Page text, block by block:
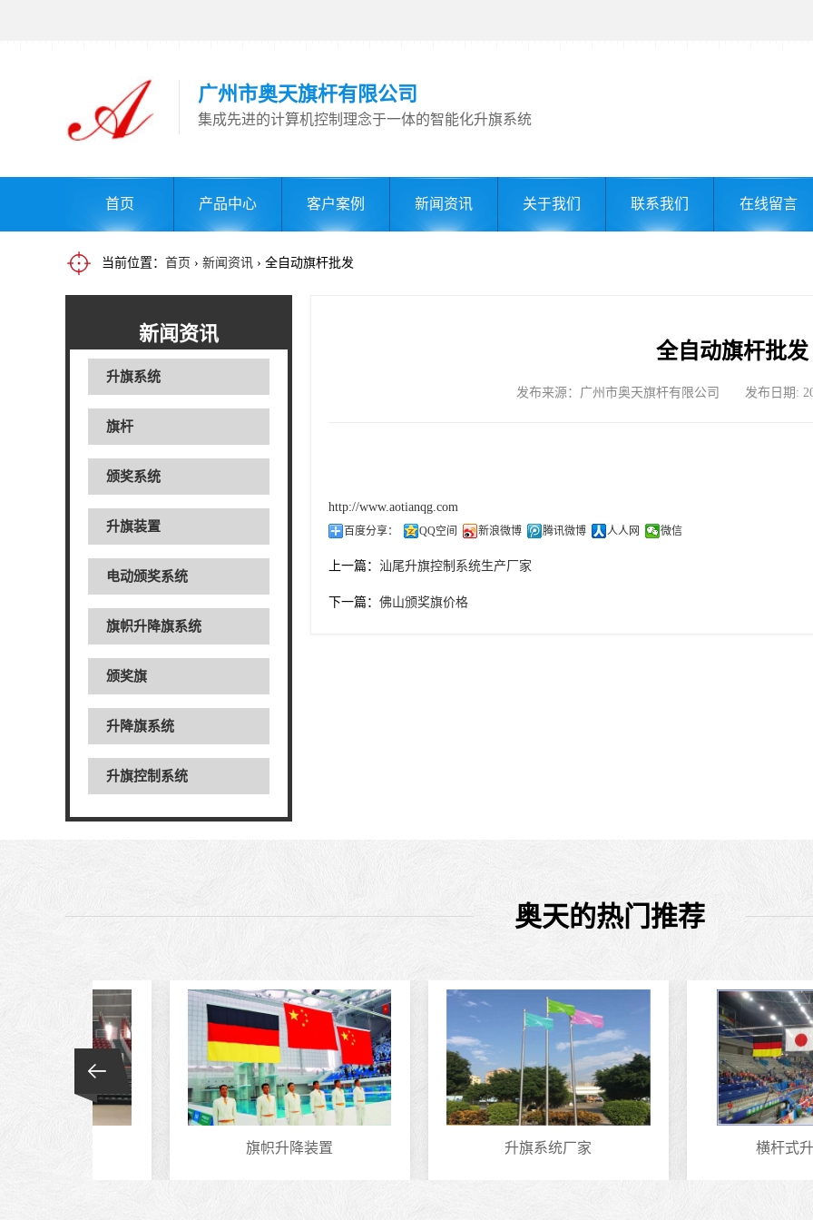
广州市奥天旗杆有限公司
集成先进的计算机控制理念于一体的智能化升旗系统
首页 产品中心 客户案例 新闻资讯 关于我们 联系我们 在线留言
当前位置： 首页 › 新闻资讯 › 全自动旗杆批发
新闻资讯
升旗系统
旗杆
颁奖系统
升旗装置
电动颁奖系统
旗帜升降旗系统
颁奖旗
升降旗系统
升旗控制系统
全自动旗杆批发
发布来源：广州市奥天旗杆有限公司 发布日期:
http://www.aotianqg.com
百度分享： QQ空间 新浪微博 腾讯微博 人人网 微信
上一篇： 汕尾升旗控制系统生产厂家
下一篇： 佛山颁奖旗价格
奥天的热门推荐
旗帜升降装置 升旗系统厂家 横杆式升旗系统